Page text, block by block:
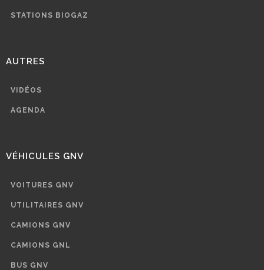
STATIONS BIOGAZ
AUTRES
VIDÉOS
AGENDA
VÉHICULES GNV
VOITURES GNV
UTILITAIRES GNV
CAMIONS GNV
CAMIONS GNL
BUS GNV